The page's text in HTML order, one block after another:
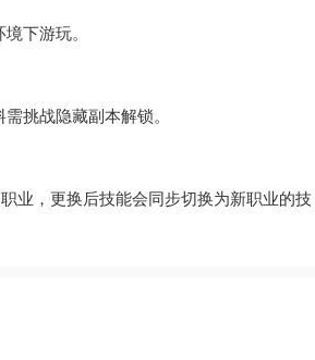
下游玩。
挑战隐藏副本解锁。
业，更换后技能会同步切换为新职业的技